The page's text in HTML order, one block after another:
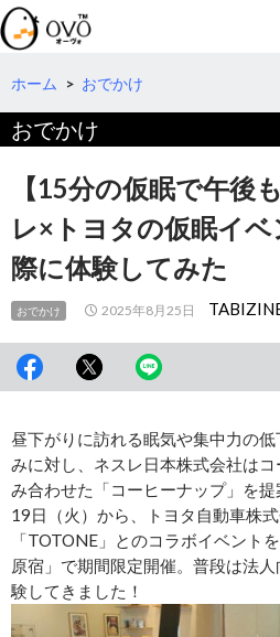
検
索
コ
テ
ツ
へ
ホーム > おでかけ
おでかけ
【15分の仮眠で午後
レ×トヨタの仮眠イ
際に体験してみた
おでかけ 2025年8月25日
昼下がりに訪れる眠気や集中力の
みに対し、ネスレ日本株式会社は
み合わせた「コーヒーナップ」を
19日（火）から、トヨタ自動車株
「TOTONE」とのコラボイベント
原宿」で期間限定開催。普段は法
験してきました！